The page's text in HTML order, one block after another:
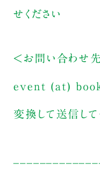
せください
＜お問い合わせ
event (at)
変換して送信して